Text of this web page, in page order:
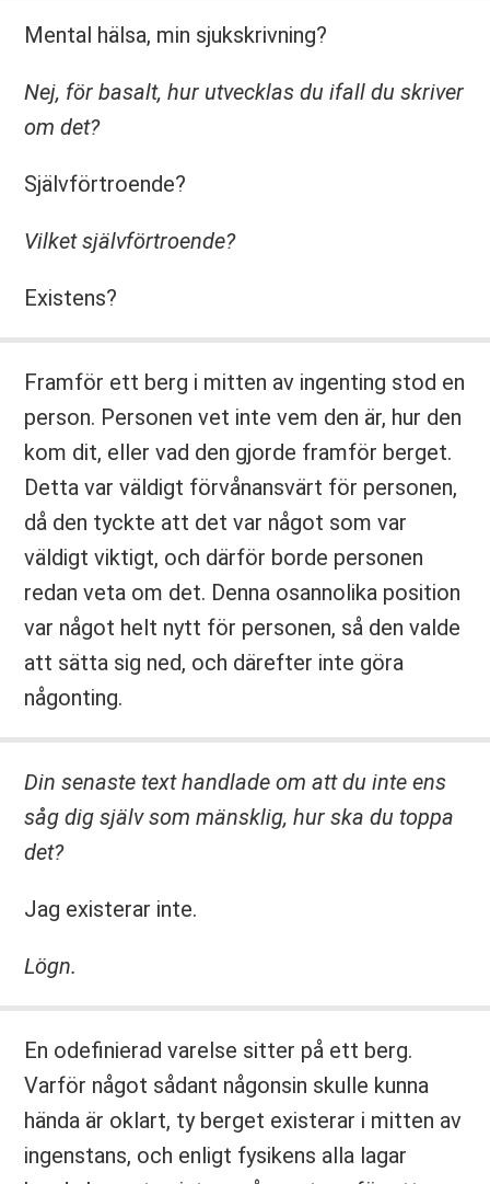
Mental hälsa, min sjukskrivning?
Nej, för basalt, hur utvecklas du ifall du skriver
om det?
Självförtroende?
Vilket självförtroende?
Existens?
Framför ett berg i mitten av ingenting stod en
person. Personen vet inte vem den är, hur den
kom dit, eller vad den gjorde framför berget.
Detta var väldigt förvånansvärt för personen,
då den tyckte att det var något som var
väldigt viktigt, och därför borde personen
redan veta om det. Denna osannolika position
var något helt nytt för personen, så den valde
att sätta sig ned, och därefter inte göra
någonting.
Din senaste text handlade om att du inte ens
såg dig själv som mänsklig, hur ska du toppa
det?
Jag existerar inte.
Lögn.
En odefinierad varelse sitter på ett berg.
Varför något sådant någonsin skulle kunna
hända är oklart, ty berget existerar i mitten av
ingenstans, och enligt fysikens alla lagar